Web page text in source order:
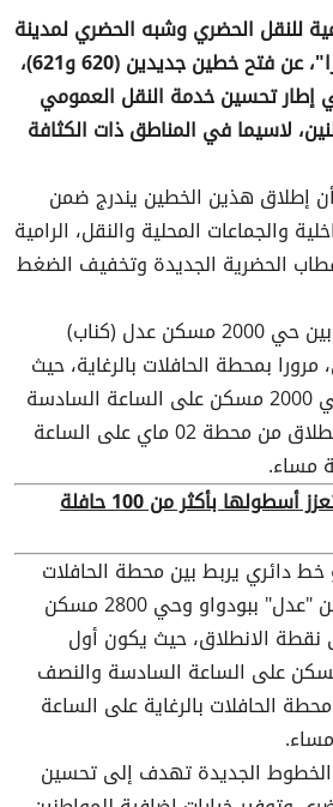
للنقل الحضري وشبه الحضري لمدينة
الجزائر وضواحيها "إيتوزا"، عن فتح خطين جديدين (620 و621)،
إطار تحسين خدمة النقل العمومي
لاسيما في المناطق ذات الكثافة
إطلاق هذين الخطين يندرج ضمن
والجماعات المحلية والنقل، الرامية
الحضرية الجديدة وتخفيف الضغط
وسيربط الخط رقم 620 بين حي 2000 مسكن عدل (كناب)
ومحطة 02 ماي، مرورا بمحطة الحافلات بالرغاية، حيث
تنطلق أول حافلة من حي 2000 مسكن على الساعة السادسة
صباحا، فيما يكون آخر انطلاق من محطة 02 ماي على الساعة
مساء.
إيتوزا تعزز أسطولها بأكثر من 100 حافلة
رقم 621، فهو خط دائري يربط بين محطة الحافلات
بالرغاية وحي 438 مسكن "عدل" ببودواو وحي 2800 مسكن
نقطة الانطلاق، حيث يكون أول
من حي 2800 مسكن على الساعة السادسة والنصف
الحافلات بالرغاية على الساعة
الخطوط الجديدة تهدف إلى تحسين